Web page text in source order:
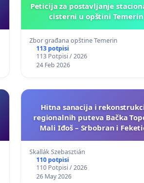
Peticija za postavljanje
cisterni u opštini Temerin
Zbor građana opštine Temerin
113 potpisi
113 Potpisi / 2026
24 Feb 2026
Hitna sanacija i
regionalnih puteva Bačka
Mali Iđoš – Srbobran i
Skallák Szebasztián
110 potpisi
110 Potpisi / 2026
26 May 2026